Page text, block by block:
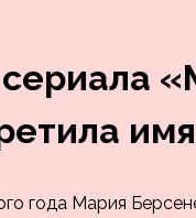
года Мария